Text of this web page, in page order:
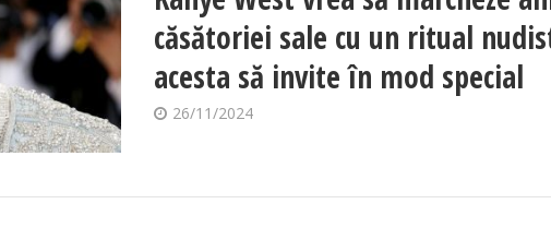
căsătoriei sale cu un ritual
acesta să invite în mod special
26/11/2024